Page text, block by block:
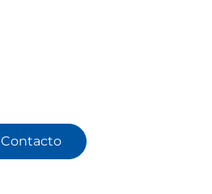
Contacto